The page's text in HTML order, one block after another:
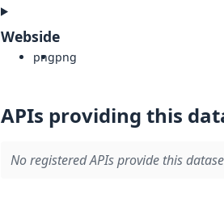
Webside
pngpng
APIs providing this
No registered APIs provide this